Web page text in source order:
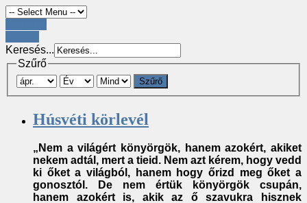
Keresés...
Szűrő
Szűrő
Húsvéti körlevél
„Nem a világért könyörgök, hanem azokért, akiket
nekem adtál, mert a tieid. Nem azt kérem, hogy vedd
ki őket a világból, hanem hogy őrizd meg őket a
gonosztól. De nem értük könyörgök csupán,
hanem azokért is, akik az ő szavukra hisznek